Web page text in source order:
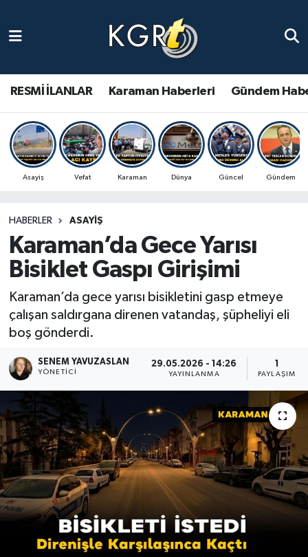
RESMİ İLANLAR Karaman Haberleri Gündem
Asayiş Vefat Karaman Dünya Güncel Gündem
HABERLER ASAYIŞ
Karaman’da Gece Yarısı
Bisiklet Gaspı Girişimi
Karaman’da gece yarısı bisikletini gasp etmeye
çalışan saldırgana direnen vatandaş, şüpheliyi eli
boş gönderdi.
SENEM YAVUZASLAN
YÖNETICI
29.05.2026 - 14:26
YAYINLANMA
1
PAYLAŞIM
Gündem Haberleri
Güncel Haberler
Spor Haberleri
Ulusal Haberler
Vefat Edenler